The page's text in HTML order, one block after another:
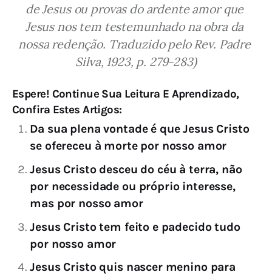
de Jesus ou provas do ardente amor que
Jesus nos tem testemunhado na obra da
nossa redenção. Traduzido pelo Rev. Padre
Silva, 1923, p. 279-283)
Espere! Continue Sua Leitura E Aprendizado,
Confira Estes Artigos:
Da sua plena vontade é que Jesus Cristo
se ofereceu à morte por nosso amor
Jesus Cristo desceu do céu à terra, não
por necessidade ou próprio interesse,
mas por nosso amor
Jesus Cristo tem feito e padecido tudo
por nosso amor
Jesus Cristo quis nascer menino para